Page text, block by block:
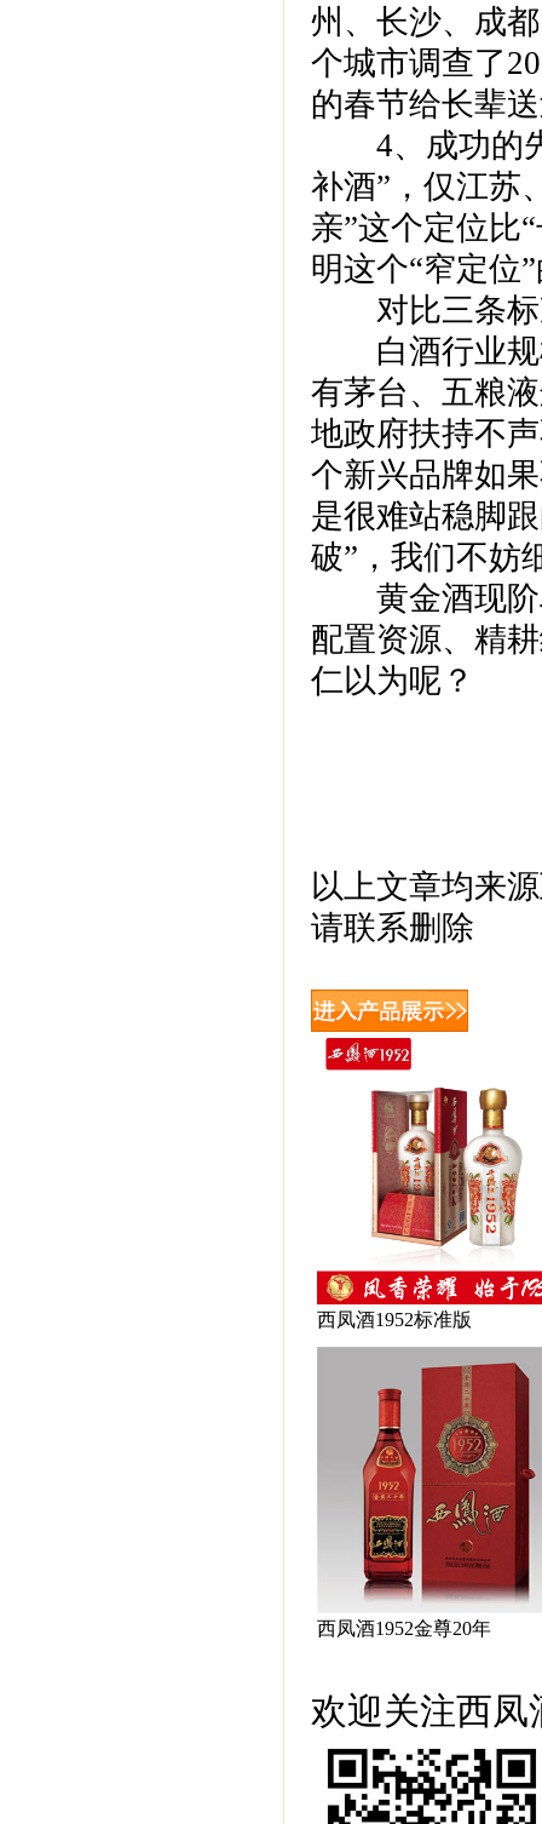
州、长沙、成
个城市调查了
的春节给长辈
4、成功的先
补酒”，仅江苏
亲”这个定位比
明这个“窄定位
对比三条标
白酒行业规
有茅台、五粮
地政府扶持不
个新兴品牌如
是很难站稳脚
破”，我们不妨
黄金酒现阶
配置资源、精
仁以为呢？
以上文章均来
请联系删除
西凤酒1952标准版
西凤酒1952金尊20年
欢迎关注西凤